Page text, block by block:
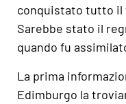
conquistato tutto
Sarebbe stato il
quando fu
La prima
Edimburgo la